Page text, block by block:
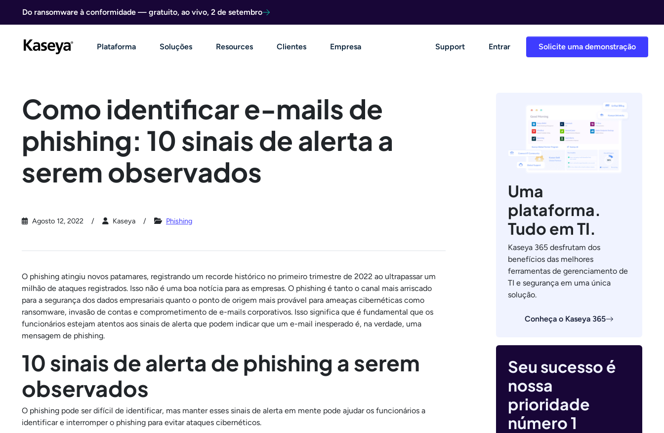
Do ransomware à conformidade — gratuito, ao vivo, 2 de setembro
Solicite uma demonstração
Plataforma Soluções Resources Clientes Empresa Support Entrar
Como identificar e-mails de
phishing: 10 sinais de alerta a
serem observados
Agosto 12, 2022 Kaseya Phishing
O phishing atingiu novos patamares, registrando um recorde histórico no primeiro trimestre de 2022 ao ultrapassar um
milhão de ataques registrados. Isso não é uma boa notícia para as empresas. O phishing é tanto o canal mais arriscado
para a segurança dos dados empresariais quanto o ponto de origem mais provável para ameaças cibernéticas como
ransomware, invasão de contas e comprometimento de e-mails corporativos. Isso significa que é fundamental que os
funcionários estejam atentos aos sinais de alerta que podem indicar que um e-mail inesperado é, na verdade, uma
mensagem de phishing.
10 sinais de alerta de phishing a serem
observados
O phishing pode ser difícil de identificar, mas manter esses sinais de alerta em mente pode ajudar os funcionários a
identificar e interromper o phishing para evitar ataques cibernéticos.
Uma
plataforma.
Tudo em TI.
Kaseya 365 desfrutam dos
benefícios das melhores
ferramentas de gerenciamento de
TI e segurança em uma única
solução.
Conheça o Kaseya 365
Seu sucesso é
nossa
prioridade
número 1